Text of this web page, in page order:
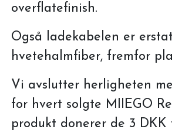
overflatefinish.
Også ladekabelen er
hvetehalmfiber, fremfor
Vi avslutter herligheten
for hvert solgte MIIEGO
produkt donerer de 3